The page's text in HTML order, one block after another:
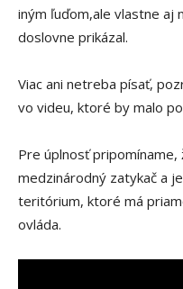
iným ľuďom,ale vlastne aj
doslovne prikázal.
Viac ani netreba písať,
vo videu, ktoré by malo
Pre úplnosť pripomíname,
medzinárodný zatykač a
teritórium, ktoré má
ovláda.